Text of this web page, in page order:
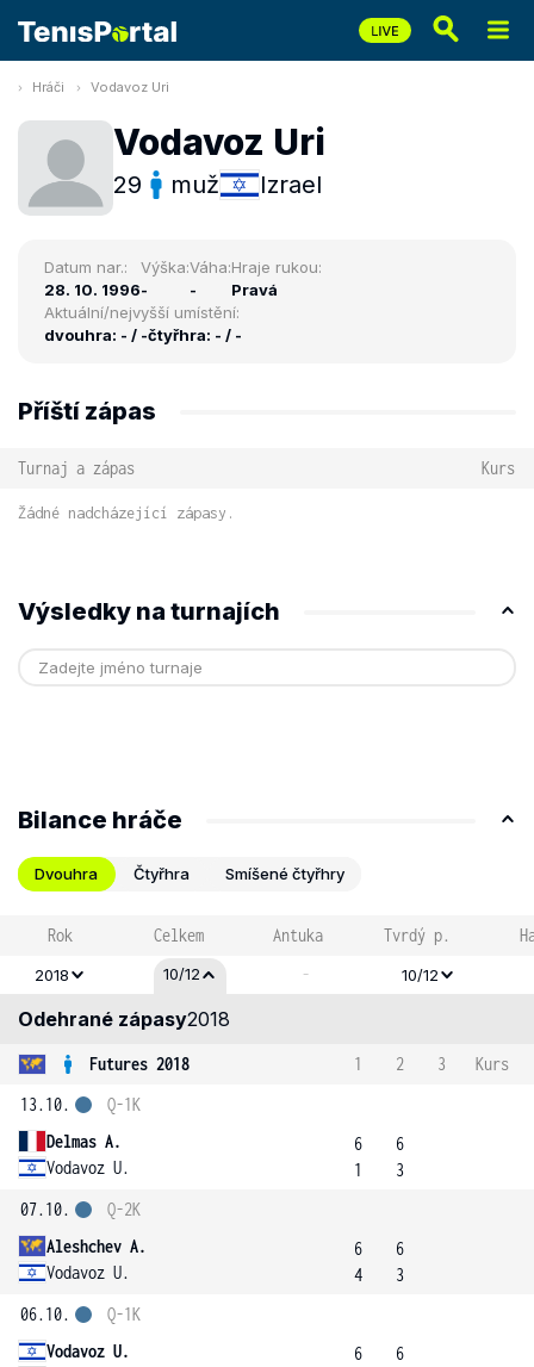
Hráči Vodavoz Uri
Vodavoz Uri
29 muž Izrael
Datum nar.:
28. 10. 1996
Výška:
-
Váha:
-
Hraje rukou:
Pravá
Aktuální/nejvyšší umístění:
dvouhra: - / -čtyřhra: - / -
Příští zápas
Turnaj a zápas Kurs
Žádné nadcházející zápasy.
Výsledky na turnajích
Bilance hráče
Dvouhra Čtyřhra Smíšené čtyřhry
Rok Celkem Antuka Tvrdý p.
2018 10/12 - 10/12
Odehrané zápasy2018
Futures 2018 1 2 3
Kurs
13.10.
Delmas A.
Vodavoz U.
Q-1K
6
1
6
3
07.10.
Aleshchev A.
Vodavoz U.
Q-2K
6
4
6
3
06.10.
Vodavoz U.
Q-1K
6
6